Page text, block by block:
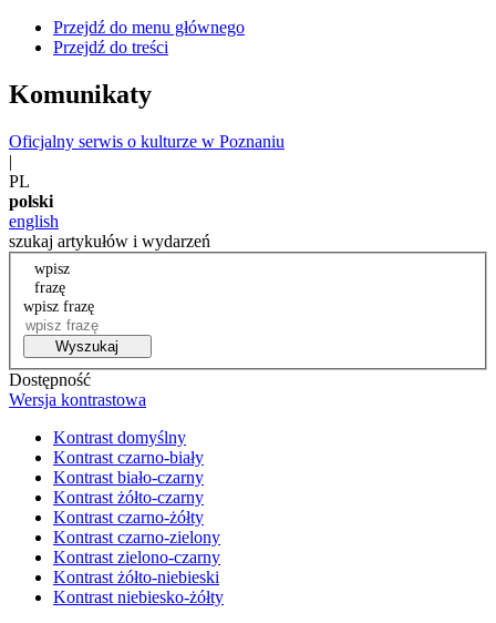
Przejdź do menu głównego
Przejdź do treści
Komunikaty
Oficjalny serwis o kulturze w Poznaniu
|
PL
polski
english
szukaj artykułów i wydarzeń
wpisz
frazę
wpisz frazę
Wyszukaj
Dostępność
Wersja kontrastowa
Kontrast domyślny
Kontrast czarno-biały
Kontrast biało-czarny
Kontrast żółto-czarny
Kontrast czarno-żółty
Kontrast czarno-zielony
Kontrast zielono-czarny
Kontrast żółto-niebieski
Kontrast niebiesko-żółty